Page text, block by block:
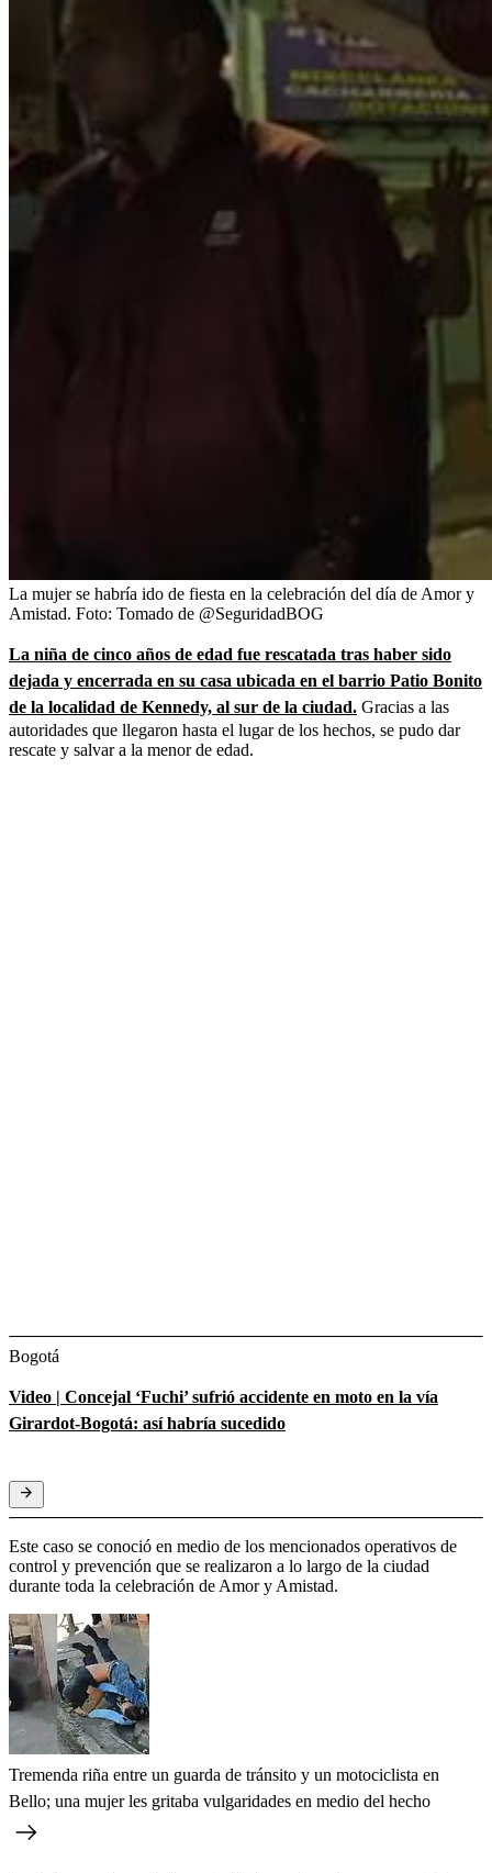
La mujer se habría ido de fiesta en la celebración del día de Amor y
Amistad. Foto: Tomado de @SeguridadBOG
La niña de cinco años de edad fue rescatada tras haber sido
dejada y encerrada en su casa ubicada en el barrio Patio Bonito
de la localidad de Kennedy, al sur de la ciudad. Gracias a las
autoridades que llegaron hasta el lugar de los hechos, se pudo dar
rescate y salvar a la menor de edad.
Bogotá
Video | Concejal ‘Fuchi’ sufrió accidente en moto en la vía
Girardot-Bogotá: así habría sucedido
Este caso se conoció en medio de los mencionados operativos de
control y prevención que se realizaron a lo largo de la ciudad
durante toda la celebración de Amor y Amistad.
Tremenda riña entre un guarda de tránsito y un motociclista en
Bello; una mujer les gritaba vulgaridades en medio del hecho